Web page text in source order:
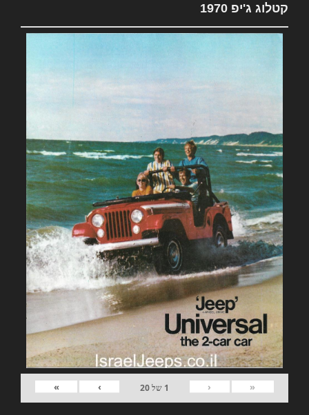
קטלוג ג'יפ 1970
«
‹
1 של20
›
»